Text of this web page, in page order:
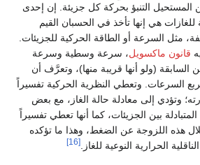
فمن المستحيل التنبؤ بحركة كل جزيئة. إن إحدى
هي إنها تأخذ في الحسبان القيم
مثل السرعة أو الطاقة الحركية للجزيئات.
قانون ماكسويل، سرعة وسطية وسرعة
(ولو أنها قريبة منها)، وتعرَّف أن
السرعات. وتعطي النظرية الحركية تفسيراً
وتؤدي إلى معادلة حالة الغاز، مع بعض
بين الجزيئات، كما أنها تعطي تفسيراً
هذه اللزوجة عن الضغط، وهذا ما تؤكده
الحرارية النوعية للغاز.
[16]